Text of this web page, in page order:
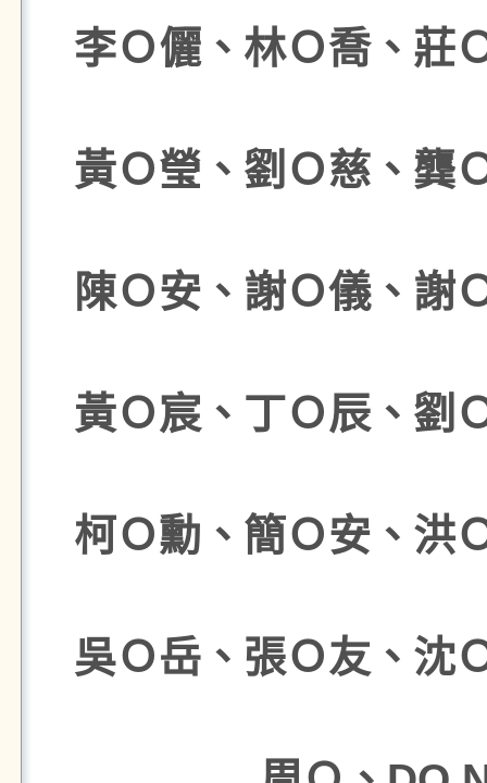
李Ｏ儷、林Ｏ喬、莊
黃Ｏ瑩、劉Ｏ慈、龔
陳Ｏ安、謝Ｏ儀、謝
黃Ｏ宸、丁Ｏ辰、劉
柯Ｏ勳、簡Ｏ安、洪
吳Ｏ岳、張Ｏ友、沈